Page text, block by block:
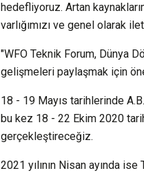
hedefliyoruz. Artan
varlığımızı ve genel olarak
"WFO Teknik Forum, Dünya
gelişmeleri paylaşmak için
18 - 19 Mayıs tarihlerinde
bu kez 18 - 22 Ekim 2020
gerçekleştireceğiz.
2021 yılının Nisan ayında